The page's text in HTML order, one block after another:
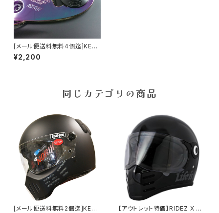
[メール便送料無料4個迄]KEM
EKO シンプソン フリーストップ
シールド用 アルミスクリュー ケ
¥2,200
同じカテゴリの商品
[メール便送料無料2個迄]KEM
【アウトレット特価】RIDEZ X HE